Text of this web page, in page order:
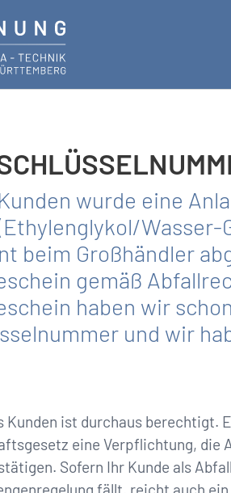
wurde eine
beim Großhändler
gemäß
haben wir
und wir
Kunden ist durchaus berechtigt.
eine Ver­pflichtung, die
Sofern Ihr Kunde als